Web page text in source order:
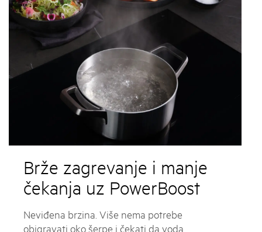
Brže zagrevanje i manje
čekanja uz PowerBoost
Neviđena brzina. Više nema potrebe
obigravati oko šerpe i čekati da voda